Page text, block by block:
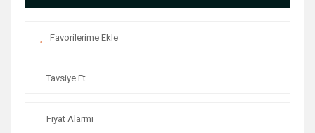
Tavsiye Et
Fiyat Alarmı